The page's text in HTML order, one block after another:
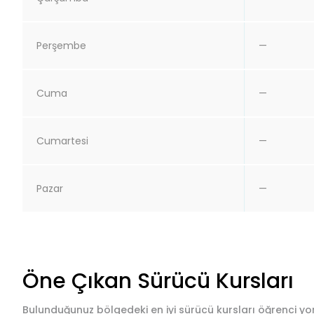
Perşembe —
Cuma —
Cumartesi —
Pazar —
Öne Çıkan Sürücü Kursları
Bulunduğunuz bölgedeki en iyi sürücü kursları öğrenci